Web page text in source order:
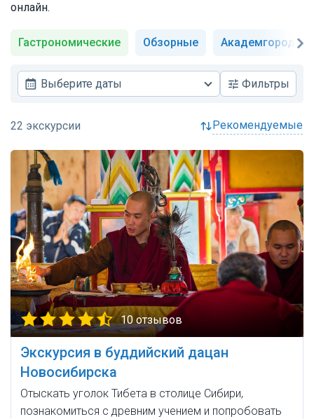
онлайн.
Гастрономические Обзорные Академгородок
Выберите даты Фильтры
рекомендуемые
10 отзывов
Экскурсия в буддийский дацан
Новосибирска
Отыскать уголок Тибета в столице Сибири,
познакомиться с древним учением и попробовать